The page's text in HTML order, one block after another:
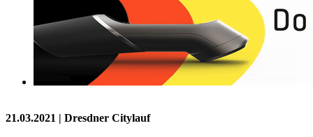
21.03.2021 | Dresdner Citylauf